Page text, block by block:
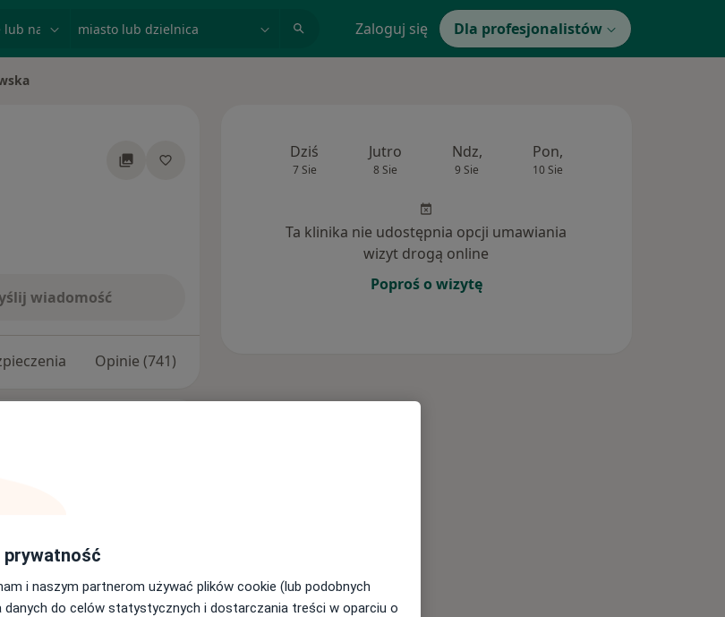
Zaloguj się Dla profesjonalistów
wiadomość
Opinie (741)
Dziś
7 Sie
Jutro
8 Sie
Ndz,
9 Sie
Pon,
10 Sie
Ta klinika nie udostępnia opcji umawiania
wizyt drogą online
Poproś o wizytę
prywatność
i naszym partnerom używać plików cookie (lub podobnych
danych do celów statystycznych i dostarczania treści w oparciu o